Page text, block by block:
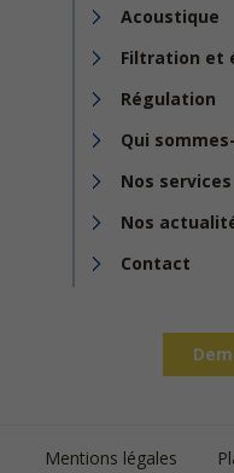
Acoustique
Filtration et
Régulation
Qui
Nos services
Nos
Contact
Footer
Mentions légales